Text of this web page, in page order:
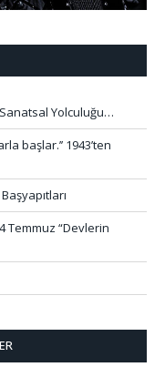
Yolculuğu…
başlar.’’ 1943’ten
Temmuz “Devlerin